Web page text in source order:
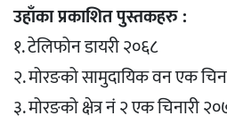
उहाँका प्रकाशित पुस्तकहरु :
१. टेलिफोन डायरी २०६८
२. मोरङको सामुदायिक वन एक
३. मोरङको क्षेत्र नं २ एक चिनारी